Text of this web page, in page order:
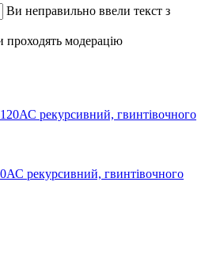
Ви неправильно ввели текст з
проходять модерацію
рекурсивний, гвинтівочного